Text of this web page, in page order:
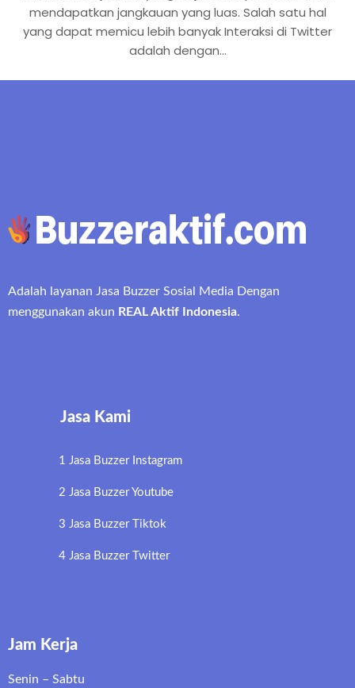
mendapatkan jangkauan yang luas. Salah satu hal
yang dapat memicu lebih banyak Interaksi di Twitter
adalah dengan…
Adalah layanan Jasa Buzzer Sosial Media Dengan
menggunakan akun REAL Aktif Indonesia.
Jasa Kami
1 Jasa Buzzer Instagram
2 Jasa Buzzer Youtube
3 Jasa Buzzer Tiktok
4 Jasa Buzzer Twitter
Jam Kerja
Senin – Sabtu